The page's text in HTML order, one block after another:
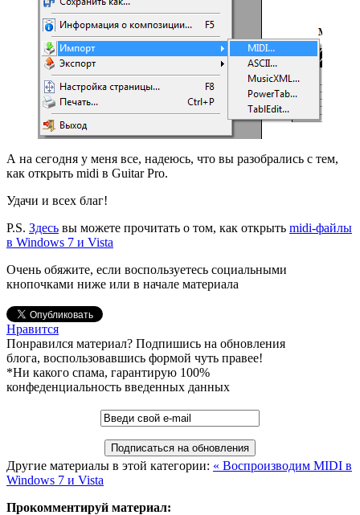
А на сегодня у меня все, надеюсь, что вы разобрались с тем,
как открыть midi в Guitar Pro.
Удачи и всех благ!
P.S. Здесь вы можете прочитать о том, как открыть midi-файлы
в Windows 7 и Vista
Очень обяжите, если воспользуетесь социальными
кнопочками ниже или в начале материала
Нравится
Понравился материал? Подпишись на обновления
блога, воспользовавшись формой чуть правее!
*Ни какого спама, гарантирую 100%
конфеденциальность введенных данных
Другие материалы в этой категории: « Воспроизводим MIDI в
Windows 7 и Vista
Прокомментируй материал: